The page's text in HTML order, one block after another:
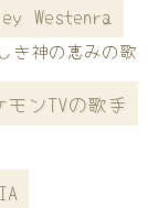
Westenra
き神の恵みの
ンTVの歌手